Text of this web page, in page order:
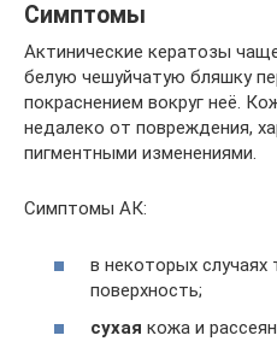
Симптомы
Актинические кератозы
белую чешуйчатую бляшку
покраснением вокруг неё.
недалеко от повреждения,
пигментными изменениями.
Симптомы АК:
в некоторых случаях
поверхность;
сухая кожа и